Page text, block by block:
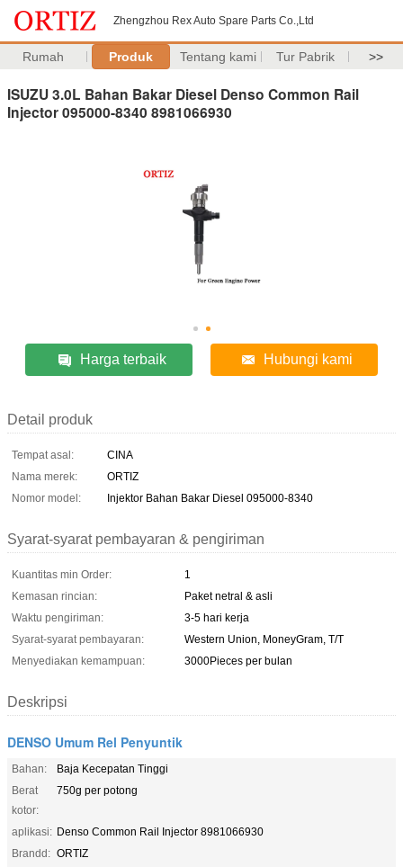
Zhengzhou Rex Auto Spare Parts Co.,Ltd
Rumah Produk Tentang kami Tur Pabrik >>
ISUZU 3.0L Bahan Bakar Diesel Denso Common Rail
Injector 095000-8340 8981066930
Harga terbaik Hubungi kami
Detail produk
Tempat asal:
CINA
Nama merek:
ORTIZ
Nomor model:
Injektor Bahan Bakar Diesel 095000-8340
Syarat-syarat pembayaran & pengiriman
Kuantitas min Order:
1
Kemasan rincian:
Paket netral & asli
Waktu pengiriman:
3-5 hari kerja
Syarat-syarat pembayaran:
Western Union, MoneyGram, T/T
Menyediakan kemampuan:
3000Pieces per bulan
Deskripsi
DENSO Umum Rel Penyuntik
Bahan:
Baja Kecepatan Tinggi
Berat
kotor:
750g per potong
aplikasi: Denso Common Rail Injector 8981066930
Brandd: ORTIZ